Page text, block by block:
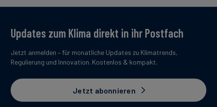
Updates zum Klima direkt in ihr Postfach
Jetzt anmelden – für monatliche Updates zu Klimatrends,
Regulierung und Innovation. Kostenlos & kompakt.
Jetzt abonnieren